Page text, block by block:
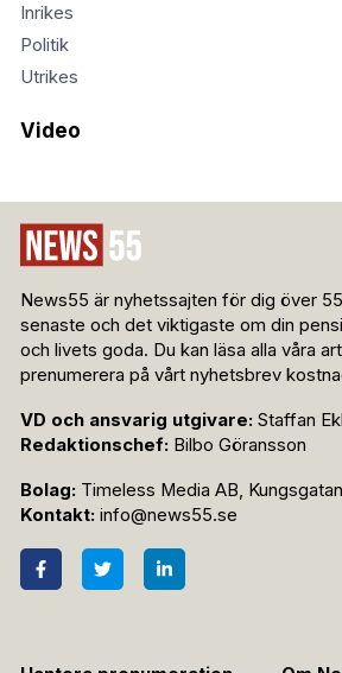
Inrikes
Politik
Utrikes
Video
News55 är nyhetssajten för dig över
senaste och det viktigaste om din
och livets goda. Du kan läsa alla våra
prenumerera på vårt nyhetsbrev
VD och ansvarig utgivare: Staffan
Redaktionschef: Bilbo Göransson
Bolag: Timeless Media AB,
Kontakt: info@news55.se